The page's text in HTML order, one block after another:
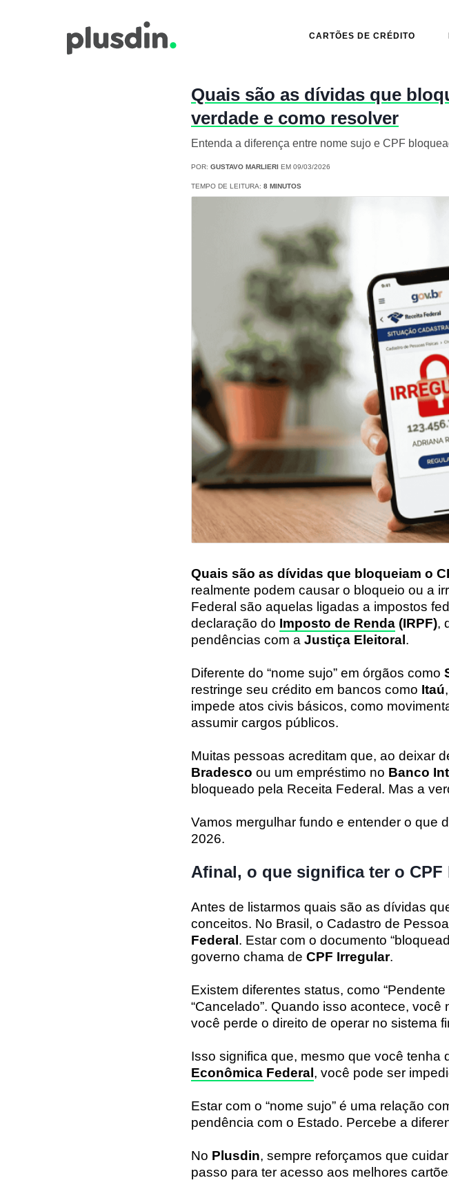
CARTÕES DE CRÉDITO
Quais são as dívidas que
verdade e como resolver
Entenda a diferença entre nome sujo e CPF
POR: GUSTAVO MARLIERI EM 09/03/2026
TEMPO DE LEITURA: 8 MINUTOS
Quais são as dívidas que bloqueiam o
realmente podem causar o bloqueio ou a
Federal são aquelas ligadas a impostos
declaração do Imposto de Renda (IRPF),
pendências com a Justiça Eleitoral.
Diferente do “nome sujo” em órgãos como
restringe seu crédito em bancos como Itaú,
impede atos civis básicos, como
assumir cargos públicos.
Muitas pessoas acreditam que, ao deixar
Bradesco ou um empréstimo no Banco
bloqueado pela Receita Federal. Mas a
Vamos mergulhar fundo e entender o que
2026.
Afinal, o que significa ter o CPF
Antes de listarmos quais são as dívidas
conceitos. No Brasil, o Cadastro de
Federal. Estar com o documento
governo chama de CPF Irregular.
Existem diferentes status, como
“Cancelado”. Quando isso acontece,
você perde o direito de operar no sistema
Isso significa que, mesmo que você tenha
Econômica Federal, você pode ser
Estar com o “nome sujo” é uma relação
pendência com o Estado. Percebe a
No Plusdin, sempre reforçamos que
passo para ter acesso aos melhores